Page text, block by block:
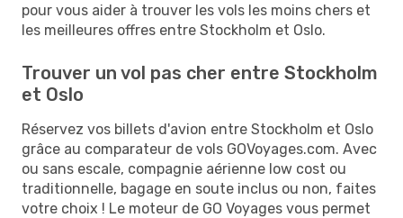
pour vous aider à trouver les vols les moins chers et
les meilleures offres entre Stockholm et Oslo.
Trouver un vol pas cher entre Stockholm
et Oslo
Réservez vos billets d'avion entre Stockholm et Oslo
grâce au comparateur de vols GOVoyages.com. Avec
ou sans escale, compagnie aérienne low cost ou
traditionnelle, bagage en soute inclus ou non, faites
votre choix ! Le moteur de GO Voyages vous permet